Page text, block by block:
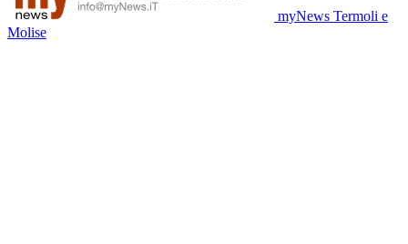
myNews Termoli e
Molise